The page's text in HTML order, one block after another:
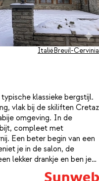
Italië Breuil-Cervinia
klassieke bergstijl.
vlak bij de skiliften Cretaz
omgeving. In de
compleet met
Een beter begin van een
je in de salon, de
lekker drankje en ben je
diner. Een goed restaurant